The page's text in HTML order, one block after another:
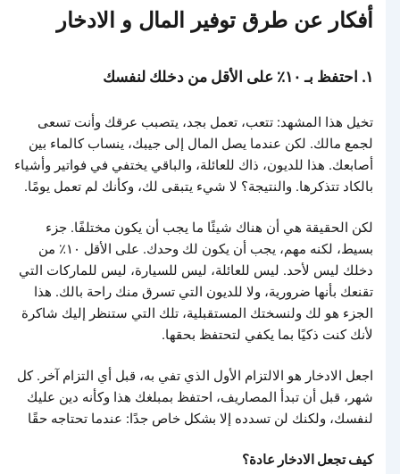
أفكار عن طرق توفير المال و الادخار
١. احتفظ بـ ١٠٪ على الأقل من دخلك لنفسك
تخيل هذا المشهد: تتعب، تعمل بجد، يتصبب عرقك وأنت تسعى
لجمع مالك. لكن عندما يصل المال إلى جيبك، ينساب كالماء بين
أصابعك. هذا للديون، ذاك للعائلة، والباقي يختفي في فواتير وأشياء
بالكاد تتذكرها. والنتيجة؟ لا شيء يتبقى لك، وكأنك لم تعمل يومًا.
لكن الحقيقة هي أن هناك شيئًا ما يجب أن يكون مختلفًا. جزء
بسيط، لكنه مهم، يجب أن يكون لك وحدك. على الأقل ١٠٪ من
دخلك ليس لأحد. ليس للعائلة، ليس للسيارة، ليس للماركات التي
تقنعك بأنها ضرورية، ولا للديون التي تسرق منك راحة بالك. هذا
الجزء هو لك ولنسختك المستقبلية، تلك التي ستنظر إليك شاكرة
لأنك كنت ذكيًا بما يكفي لتحتفظ بحقها.
اجعل الادخار هو الالتزام الأول الذي تفي به، قبل أي التزام آخر. كل
شهر، قبل أن تبدأ المصاريف، احتفظ بمبلغك هذا وكأنه دين عليك
لنفسك، ولكنك لن تسدده إلا بشكل خاص جدًا: عندما تحتاجه حقًا
كيف تجعل الادخار عادة؟